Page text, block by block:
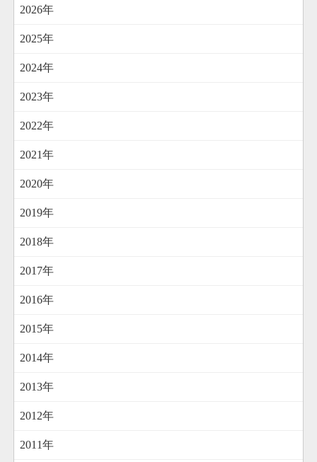
2026年
2025年
2024年
2023年
2022年
2021年
2020年
2019年
2018年
2017年
2016年
2015年
2014年
2013年
2012年
2011年